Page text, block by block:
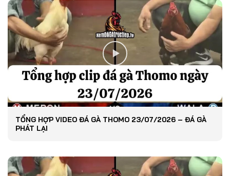
TỔNG HỢP VIDEO ĐÁ GÀ THOMO 23/07/2026 – ĐÁ GÀ
PHÁT LẠI